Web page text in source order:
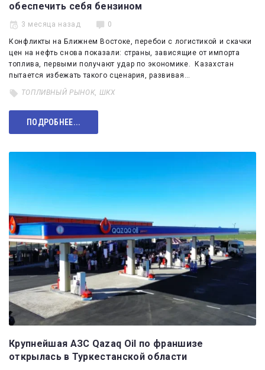
обеспечить себя бензином
3 месяца назад 0
Конфликты на Ближнем Востоке, перебои с логистикой и скачки
цен на нефть снова показали: страны, зависящие от импорта
топлива, первыми получают удар по экономике. Казахстан
пытается избежать такого сценария, развивая…
ТОПЛИВНЫЙ РЫНОК, ШКХ
ПОДРОБНЕЕ...
Крупнейшая АЗС Qazaq Oil по франшизе
открылась в Туркестанской области